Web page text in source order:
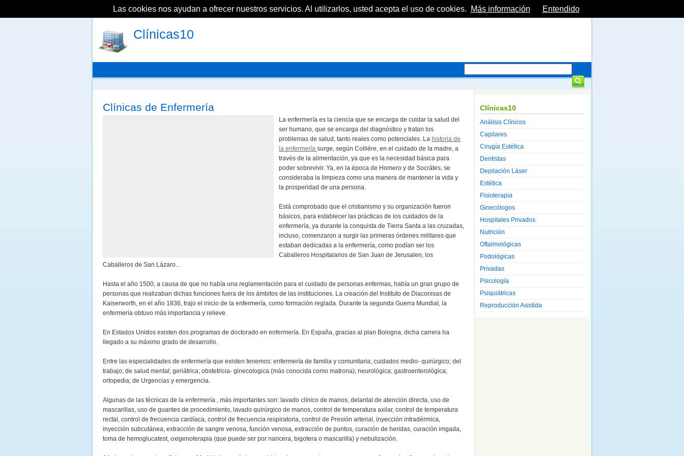
Clínicas10
Clínicas de Enfermería
La enfermería es la ciencia que se encarga de cuidar la salud del
ser humano, que se encarga del diagnóstico y tratan los
problemas de salud, tanto reales como potenciales. La historia de
la enfermería surge, según Colliére, en el cuidado de la madre, a
través de la alimentación, ya que es la necesidad básica para
poder sobrevivir. Ya, en la época de Homero y de Socrátes, se
consideraba la limpieza como una manera de mantener la vida y
la prosperidad de una persona.
Está comprobado que el cristianismo y su organización fueron
básicos, para establecer las prácticas de los cuidados de la
enfermería, ya durante la conquista de Tierra Santa a las cruzadas,
incluso, comenzaron a surgir las primeras órdenes militares que
estaban dedicadas a la enfermería, como podían ser los
Caballeros Hospitalarios de San Juan de Jerusalen, los
Caballeros de San Lázaro...
Hasta el año 1500, a causa de que no había una reglamentación para el cuidado de personas enfermas, había un gran grupo de
personas que realizaban dichas funciones fuera de los ámbitos de las instituciones. La creación del Instituto de Diaconisas de
Kaiserworth, en el año 1836, trajo el inicio de la enfermería, como formación reglada. Durante la segunda Guerra Mundial, la
enfermería obtuvo más importancia y relieve.
En Estados Unidos existen dos programas de doctorado en enfermería. En España, gracias al plan Bologna, dicha carrera ha
llegado a su máximo grado de desarrollo.
Entre las especialidades de enfermería que existen tenemos: enfermería de familia y comunitaria; cuidados medio- quirúrgico; del
trabajo; de salud mental; geriátrica; obstetricia- ginecologica (más conocida como matrona); neurológica; gastroenterológica;
ortopedia; de Urgencias y emergencia.
Algunas de las técnicas de la enfermería , más importantes son: lavado clínico de manos, delantal de atención directa, uso de
mascarillas, uso de guantes de procedimiento, lavado quirúrgico de manos, control de temperatura axilar, control de temperatura
rectal, control de frecuencia cardíaca, control de frecuencia respiratoria, control de Presión arterial, inyección intradérmica,
inyección subcutánea, extracción de sangre venosa, función venosa, extracción de puntos, curación de heridas, curación imgada,
toma de hemoglucatest, oxigenoterapia (que puede ser por naricera, bigotera o mascarilla) y nebulización.
Clínicas10
Análisis Clínicos
Capilares
Cirugía Estética
Dentistas
Depilación Láser
Estética
Fisioterapia
Ginecólogos
Hospitales Privados
Nutrición
Oftalmológicas
Podológicas
Privadas
Psicología
Psiquiátricas
Reproducción Asistida
Las cookies nos ayudan a ofrecer nuestros servicios. Al utilizarlos, usted acepta el uso de cookies. Más información Entendido